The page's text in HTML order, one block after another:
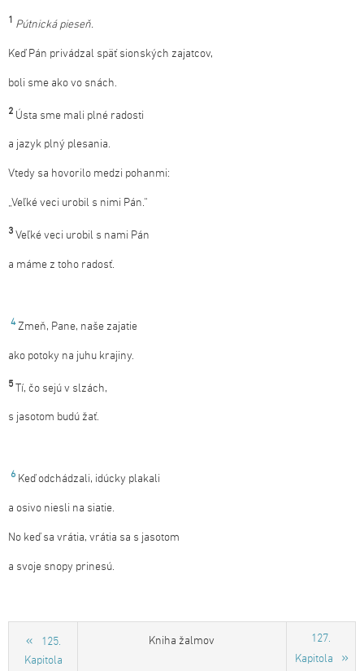
1 Pútnická pieseň.
Keď Pán privádzal späť sionských zajatcov,
boli sme ako vo snách.
2 Ústa sme mali plné radosti
a jazyk plný plesania.
Vtedy sa hovorilo medzi pohanmi:
„Veľké veci urobil s nimi Pán.“
3 Veľké veci urobil s nami Pán
a máme z toho radosť.
4 Zmeň, Pane, naše zajatie
ako potoky na juhu krajiny.
5 Tí, čo sejú v slzách,
s jasotom budú žať.
6 Keď odchádzali, idúcky plakali
a osivo niesli na siatie.
No keď sa vrátia, vrátia sa s jasotom
a svoje snopy prinesú.
125.
Kapitola
Kniha žalmov
127.
Kapitola